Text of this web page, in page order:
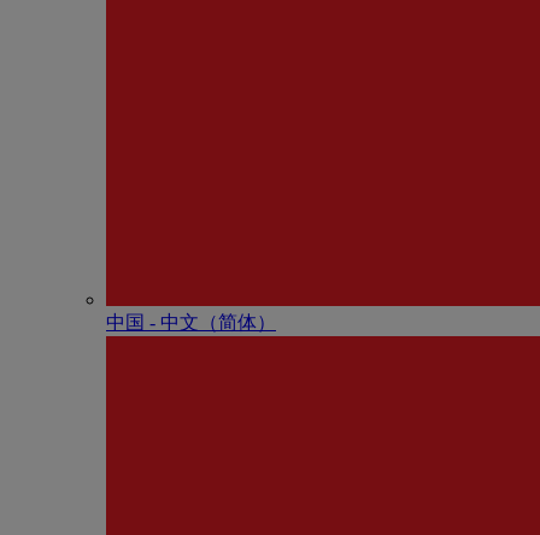
中国 - 中⽂（简体）